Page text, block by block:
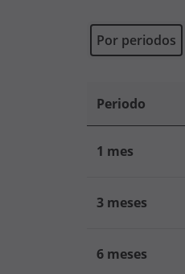
Por periodos
Periodo
1 mes
3 meses
6 meses